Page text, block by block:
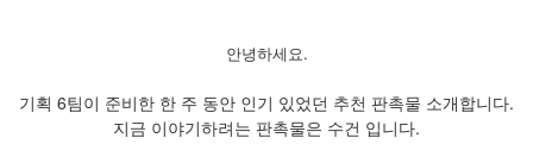
안녕하세요.
기획 6팀이 준비한 한 주 동안 인기 있었던 추천 판촉물 소개합니다.
지금 이야기하려는 판촉물은 수건 입니다.